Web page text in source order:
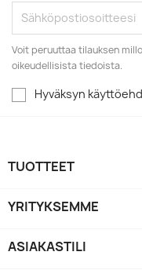
Voit peruuttaa tilauksen
oikeudellisista tiedoista.
Hyväksyn
TUOTTEET
YRITYKSEMME
ASIAKASTILI